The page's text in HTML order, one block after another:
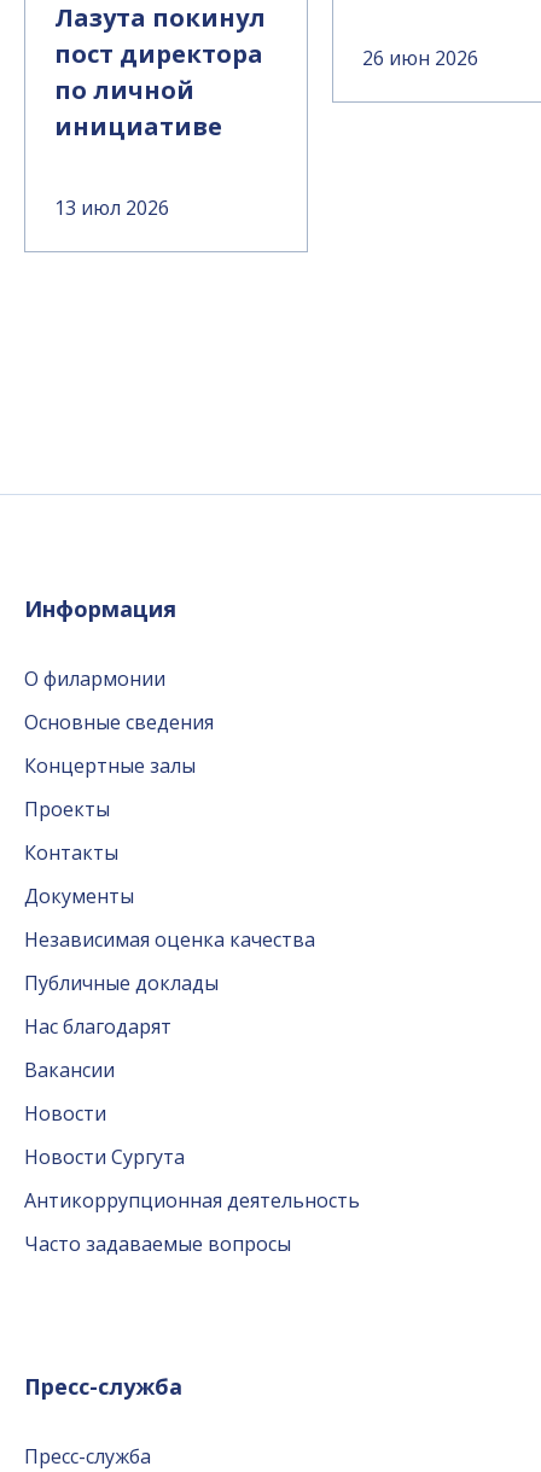
Лазута покинул
пост директора
по личной
инициативе
13 июл 2026
26 июн 2026
Информация
О филармонии
Основные сведения
Концертные залы
Проекты
Контакты
Документы
Независимая оценка качества
Публичные доклады
Нас благодарят
Вакансии
Новости
Новости Сургута
Антикоррупционная деятельность
Часто задаваемые вопросы
Пресс-служба
Пресс-служба